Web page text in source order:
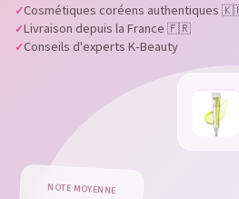
Cosmétiques coréens authentiques
Livraison depuis la France 🇫🇷
Conseils d'experts K-Beauty
NOTE MOYENNE